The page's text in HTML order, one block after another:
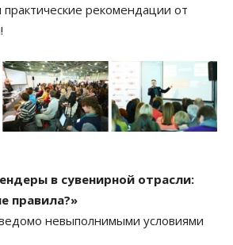
рекомендации от
в сувенирной отрасли:
правила?»
невыполнимыми условиями